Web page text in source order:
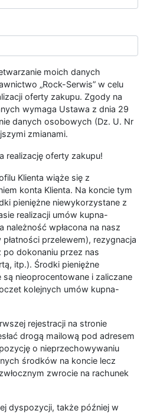
moich danych
„Rock-Serwis” w celu
oferty zakupu. Zgody na
wymaga Ustawa z dnia 29
danych osobowych (Dz. U. Nr
zmianami.
realizację oferty zakupu!
Klienta wiąże się z
konta Klienta. Na koncie tym
pieniężne niewykorzystane z
realizacji umów kupna-
wpłacona na nasz
przelewem), rezygnacja
po dokonaniu przez nas
itp.). Środki pieniężne
nieoprocentowane i zaliczane
kolejnych umów kupna-
rejestracji na stronie
drogą mailową pod adresem
o nieprzechowywaniu
środków na koncie lecz
zwrocie na rachunek
dyspozycji, także później w